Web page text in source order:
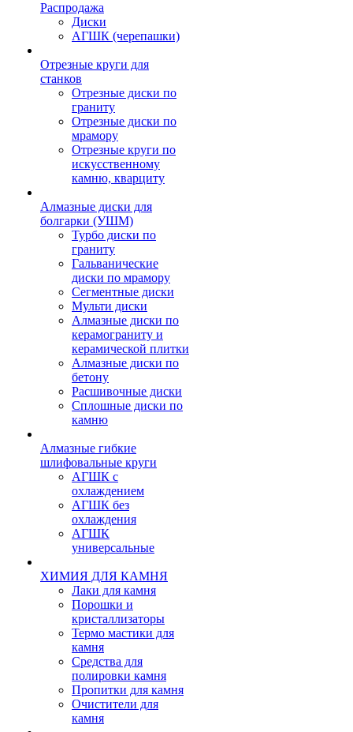
Распродажа
Диски
АГШК (черепашки)
Отрезные круги для
станков
Отрезные диски по
граниту
Отрезные диски по
мрамору
Отрезные круги по
искусственному
камню, кварциту
Алмазные диски для
болгарки (УШМ)
Турбо диски по
граниту
Гальванические
диски по мрамору
Сегментные диски
Мульти диски
Алмазные диски по
керамограниту и
керамической плитки
Алмазные диски по
бетону
Расшивочные диски
Сплошные диски по
камню
Алмазные гибкие
шлифовальные круги
АГШК с
охлаждением
АГШК без
охлаждения
АГШК
универсальные
ХИМИЯ ДЛЯ КАМНЯ
Лаки для камня
Порошки и
кристаллизаторы
Термо мастики для
камня
Средства для
полировки камня
Пропитки для камня
Очистители для
камня